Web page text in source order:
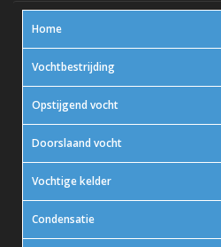
Home
Vochtbestrijding
Opstijgend vocht
Doorslaand vocht
Vochtige kelder
Condensatie